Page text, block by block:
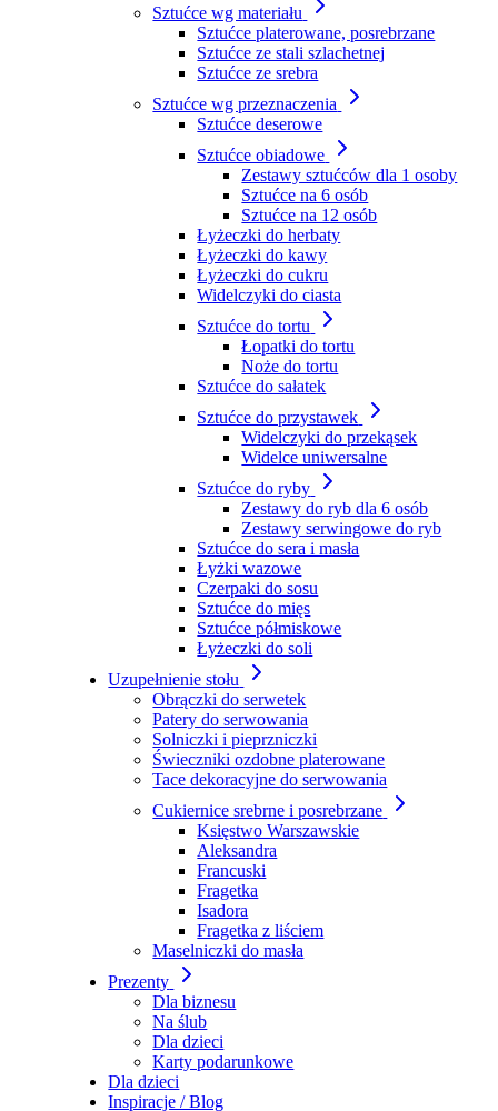
Sztućce wg materiału
Sztućce platerowane, posrebrzane
Sztućce ze stali szlachetnej
Sztućce ze srebra
Sztućce wg przeznaczenia
Sztućce deserowe
Sztućce obiadowe
Zestawy sztućców dla 1 osoby
Sztućce na 6 osób
Sztućce na 12 osób
Łyżeczki do herbaty
Łyżeczki do kawy
Łyżeczki do cukru
Widelczyki do ciasta
Sztućce do tortu
Łopatki do tortu
Noże do tortu
Sztućce do sałatek
Sztućce do przystawek
Widelczyki do przekąsek
Widelce uniwersalne
Sztućce do ryby
Zestawy do ryb dla 6 osób
Zestawy serwingowe do ryb
Sztućce do sera i masła
Łyżki wazowe
Czerpaki do sosu
Sztućce do mięs
Sztućce półmiskowe
Łyżeczki do soli
Uzupełnienie stołu
Obrączki do serwetek
Patery do serwowania
Solniczki i pieprzniczki
Świeczniki ozdobne platerowane
Tace dekoracyjne do serwowania
Cukiernice srebrne i posrebrzane
Księstwo Warszawskie
Aleksandra
Francuski
Fragetka
Isadora
Fragetka z liściem
Maselniczki do masła
Prezenty
Dla biznesu
Na ślub
Dla dzieci
Karty podarunkowe
Dla dzieci
Inspiracje / Blog